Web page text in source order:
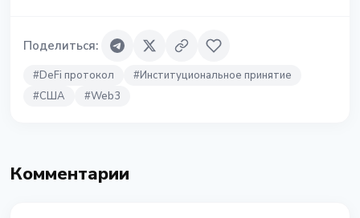
Поделиться:
#DeFi протокол #Институциональное принятие
#США #Web3
Комментарии